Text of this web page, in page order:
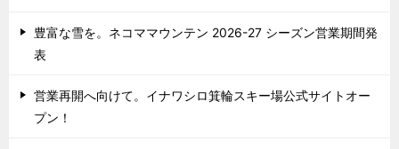
豊富な雪を。ネコママウンテン 2026-27 シーズン営業期間発
表
営業再開へ向けて。イナワシロ箕輪スキー場公式サイトオー
プン！